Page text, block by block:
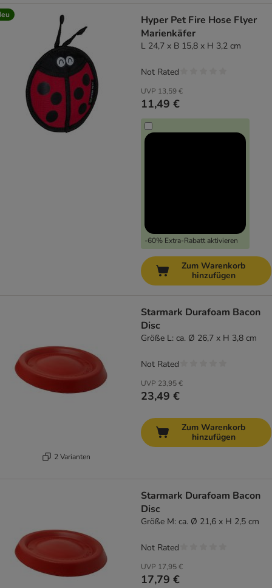
Hyper Pet Fire Hose Flyer
Marienkäfer
L 24,7 x B 15,8 x H 3,2 cm
UVP 13,59 €
11,49 €
-60% Extra-Rabatt aktivieren
Not Rated
Zum Warenkorb
hinzufügen
2 Varianten
Starmark Durafoam Bacon
Disc
Größe L: ca. Ø 26,7 x H 3,8 cm
UVP 23,95 €
23,49 €
Not Rated
Zum Warenkorb
hinzufügen
Starmark Durafoam Bacon
Disc
Größe M: ca. Ø 21,6 x H 2,5 cm
UVP 17,95 €
17,79 €
Not Rated